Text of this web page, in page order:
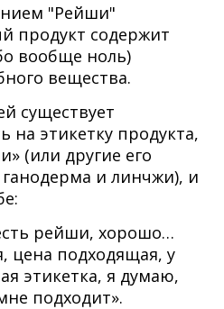
"Рейши"
продукт содержит
вообще ноль)
вещества.
существует
на этикетку продукта,
(или другие его
ганодерма и линчжи), и
рейши, хорошо…
цена подходящая, у
этикетка, я думаю,
подходит».